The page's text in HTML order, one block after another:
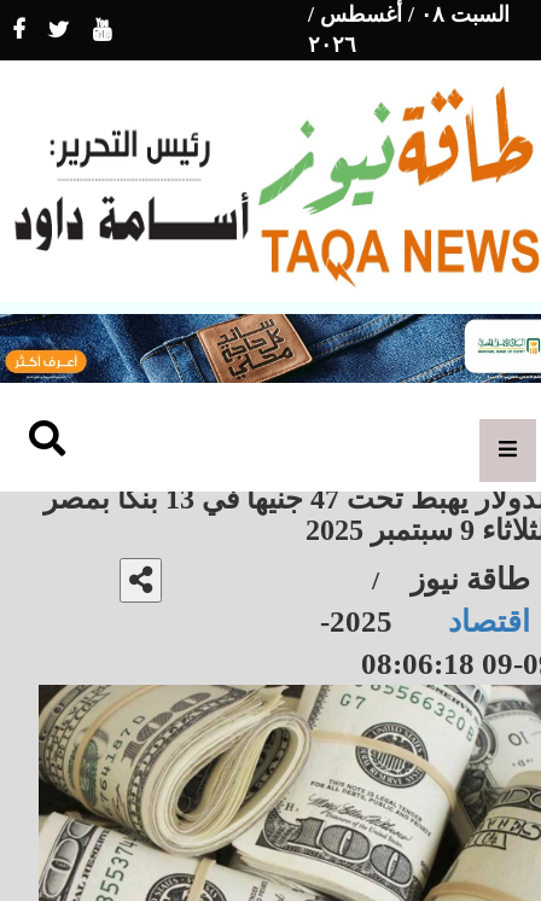
السبت ٠٨ / أغسطس /
٢٠٢٦
الدولار يهبط تحت 47 جنيها في 13 بنكا بمصر
9 سبتمبر 2025
طاقة نيوز /
اقتصاد
2025-
09-09